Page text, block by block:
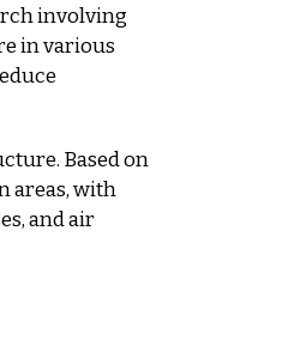
involving
in various
Based on
areas, with
and air